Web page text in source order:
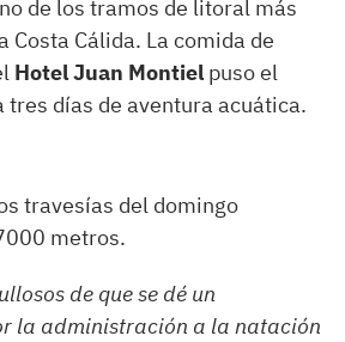
de los tramos de litoral más
Costa Cálida. La comida de
Hotel Juan Montiel puso el
tres días de aventura acuática.
travesías del domingo
metros.
de que se dé un
la administración a la natación